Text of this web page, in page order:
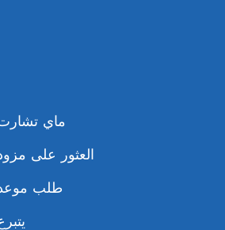
ماي
العثور على
طلب